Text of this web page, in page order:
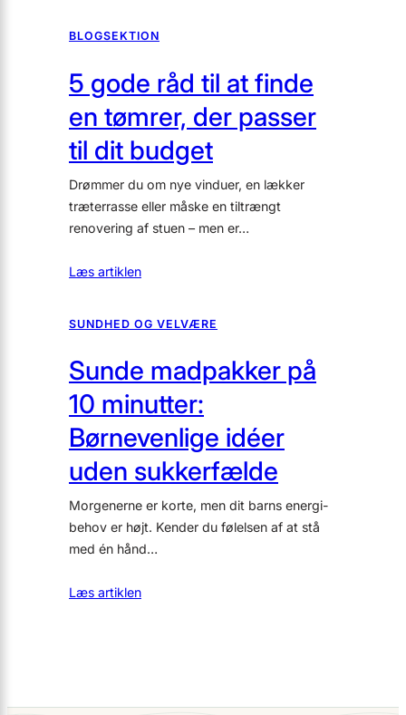
BLOGSEKTION
5 gode råd til at finde
en tømrer, der passer
til dit budget
Drømmer du om nye vinduer, en lækker
træterrasse eller måske en tiltrængt
renovering af stuen – men er…
Læs artiklen
SUNDHED OG VELVÆRE
Sunde madpakker på
10 minutter:
Børnevenlige idéer
uden sukkerfælde
Morgenerne er korte, men dit barns energi-
behov er højt. Kender du følelsen af at stå
med én hånd…
Læs artiklen